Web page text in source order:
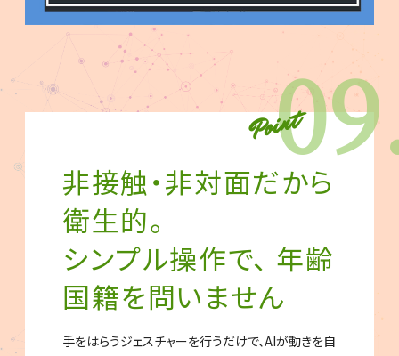
非接触・非対面だから
衛生的。
シンプル操作で、 年齢
国籍を問いません
手をはらうジェスチャーを行うだけで、AIが動きを自